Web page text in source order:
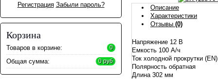
Регистрация Забыли пароль?
Корзина
Товаров в корзине: 0
Общая сумма: 0 руб
Описание
Характеристики
Отзывы (0)
Напряжение 12 В
Емкость 100 А/ч
Ток холодной прокрутки
Полярность обратная
Длина 302 мм